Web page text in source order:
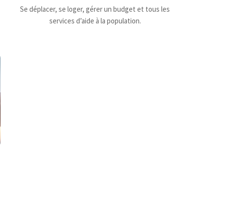
Se déplacer, se loger, gérer un budget et tous les
services d’aide à la population.